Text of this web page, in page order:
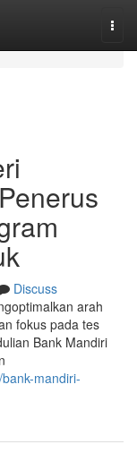
Discuss
arah
fokus pada tes
Bank Mandiri
mandiri-